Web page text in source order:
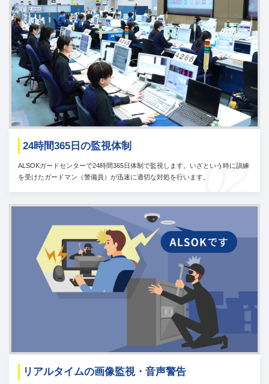
02
24時間365日の監視体制
ALSOKガードセンターで24時間365日体制で監視します。いざという時に訓練
を受けたガードマン（警備員）が迅速に適切な対処を行います。
リアルタイムの画像監視・音声警告